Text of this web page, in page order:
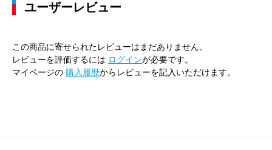
ユーザーレビュー
この商品に寄せられたレビューはまだありません。
レビューを評価するには ログインが必要です。
マイページの 購入履歴からレビューを記入いただけます。